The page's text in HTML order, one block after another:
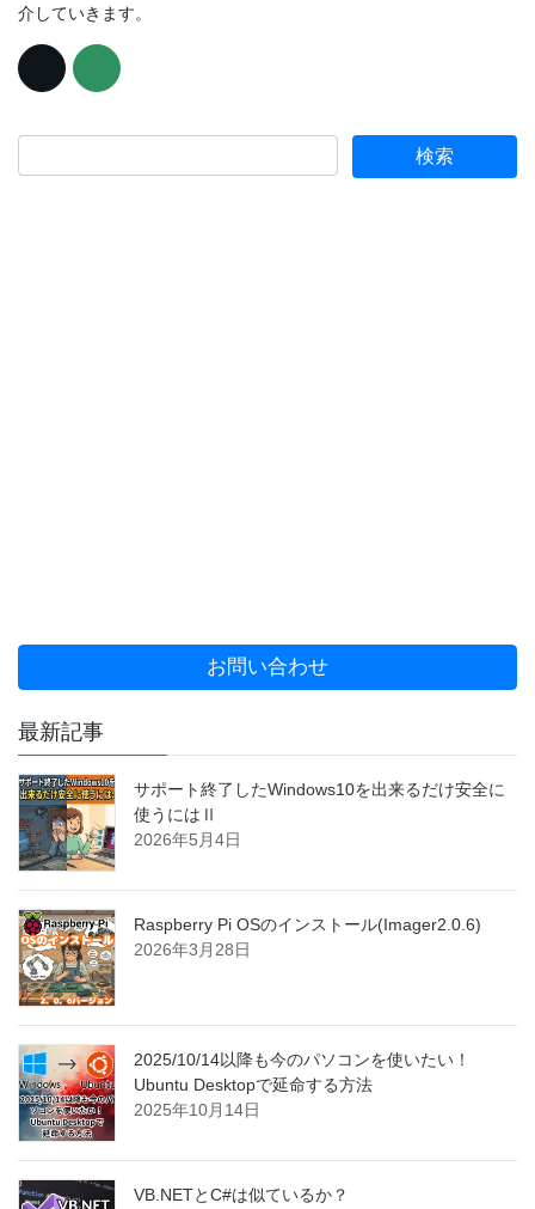
介していきます。
お問い合わせ
最新記事
サポート終了したWindows10を出来るだけ安全に
使うにはⅡ
2026年5月4日
Raspberry Pi OSのインストール(Imager2.0.6)
2026年3月28日
2025/10/14以降も今のパソコンを使いたい！
Ubuntu Desktopで延命する方法
2025年10月14日
VB.NETとC#は似ているか？